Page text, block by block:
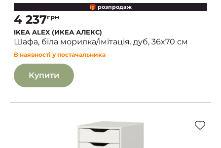
🎁 розпродаж
4 237грн
IKEA ALEX (ИКЕА АЛЕКС)
Шафа, біла морилка/імітація. дуб, 36x70 см
В наявності у постачальника
Купити